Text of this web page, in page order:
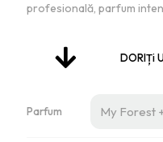
profesională, parfum
DORIȚi
Parfum